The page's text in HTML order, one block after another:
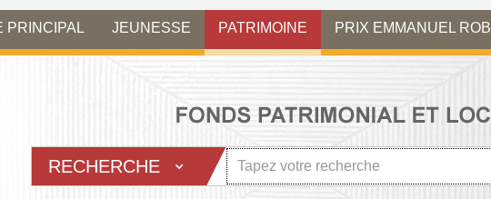
PRINCIPAL JEUNESSE PATRIMOINE PRIX EMMANUEL
RECHERCHE